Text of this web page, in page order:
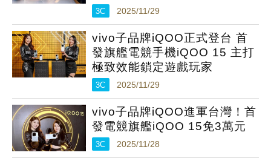
3C 2025/11/29
vivo子品牌iQOO正式登台 首
發旗艦電競手機iQOO 15 主打
極致效能鎖定遊戲玩家
3C 2025/11/29
vivo子品牌iQOO進軍台灣！首
發電競旗艦iQOO 15免3萬元
3C 2025/11/28